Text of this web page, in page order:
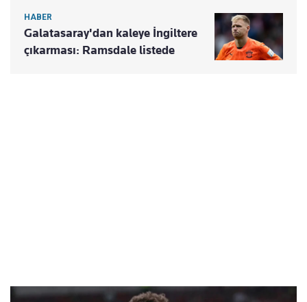
HABER
Galatasaray'dan kaleye İngiltere
çıkarması: Ramsdale listede